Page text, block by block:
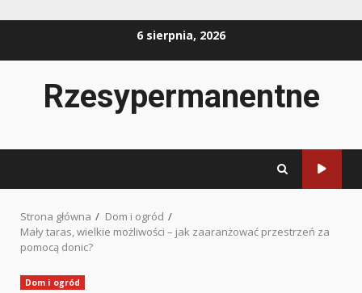
6 sierpnia, 2026
Rzesypermanentne
Strona główna
Dom i ogród
Mały taras, wielkie możliwości – jak zaaranżować przestrzeń za
pomocą donic?
Dom i ogród